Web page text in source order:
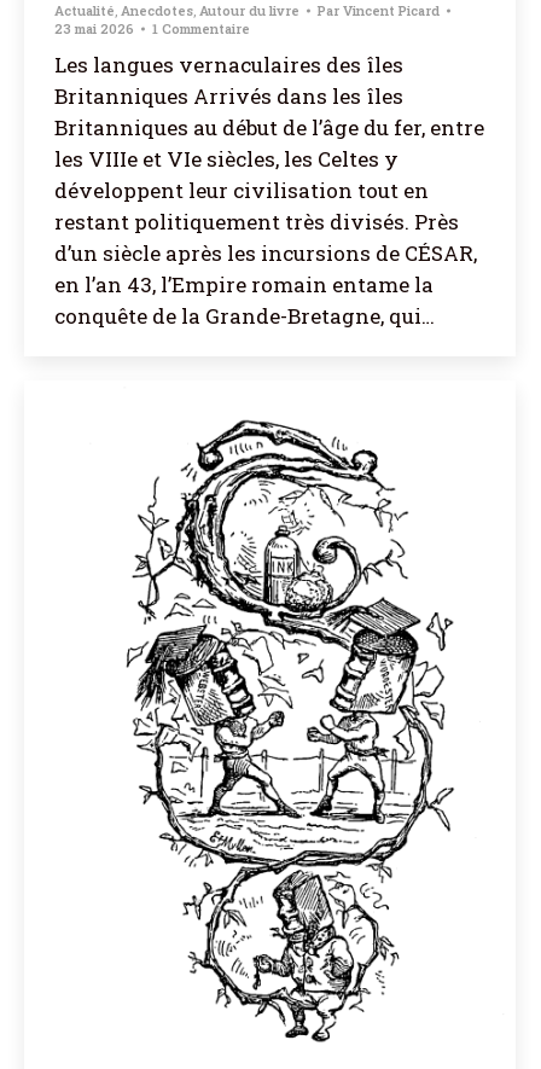
Actualité, Anecdotes, Autour du livre Par Vincent Picard
23 mai 2026
1 Commentaire
Les langues vernaculaires des îles
Britanniques Arrivés dans les îles
Britanniques au début de l’âge du fer, entre
les VIIIe et VIe siècles, les Celtes y
développent leur civilisation tout en
restant politiquement très divisés. Près
d’un siècle après les incursions de CÉSAR,
en l’an 43, l’Empire romain entame la
conquête de la Grande-Bretagne, qui…